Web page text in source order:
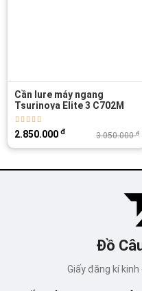
Cần lure máy ngang
Tsurinoya Elite 3 C702M
3.050.000đ
2.850.000 đ
Đồ
Giấy đăng kí